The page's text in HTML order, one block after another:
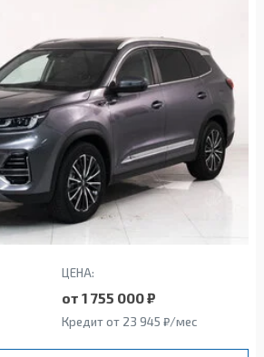
ЦЕНА:
от 1 755 000 ₽
Кредит от 23 945 ₽/мес